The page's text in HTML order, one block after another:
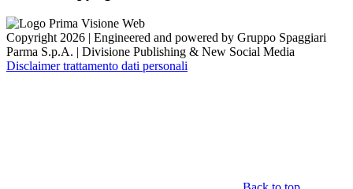
Copyright 2026 | Engineered and powered by Gruppo Spaggiari
Parma S.p.A. | Divisione Publishing & New Social Media
Disclaimer trattamento dati personali